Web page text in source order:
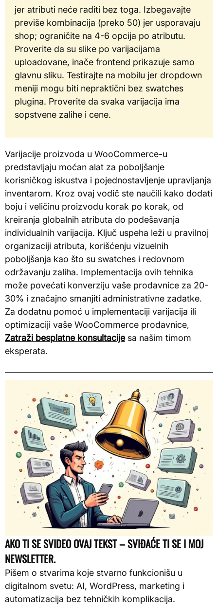
jer atributi neće raditi bez toga. Izbegavajte
previše kombinacija (preko 50) jer usporavaju
shop; ograničite na 4-6 opcija po atributu.
Proverite da su slike po varijacijama
uploadovane, inače frontend prikazuje samo
glavnu sliku. Testirajte na mobilu jer dropdown
meniji mogu biti nepraktični bez swatches
plugina. Proverite da svaka varijacija ima
sopstvene zalihe i cene.
Varijacije proizvoda u WooCommerce-u
predstavljaju moćan alat za poboljšanje
korisničkog iskustva i pojednostavljenje upravljanja
inventarom. Kroz ovaj vodič ste naučili kako dodati
boju i veličinu proizvodu korak po korak, od
kreiranja globalnih atributa do podešavanja
individualnih varijacija. Ključ uspeha leži u pravilnoj
organizaciji atributa, korišćenju vizuelnih
poboljšanja kao što su swatches i redovnom
održavanju zaliha. Implementacija ovih tehnika
može povećati konverziju vaše prodavnice za 20-
30% i značajno smanjiti administrativne zadatke.
Za dodatnu pomoć u implementaciji varijacija ili
optimizaciji vaše WooCommerce prodavnice,
Zatraži besplatne konsultacijesa našim timom
eksperata.
AKO TI SE SVIDEO OVAJ TEKST – SVIĐAĆE TI SE I MOJ
NEWSLETTER.
Pišem o stvarima koje stvarno funkcionišu u
digitalnom svetu: AI, WordPress, marketing i
automatizacija bez tehničkih komplikacija.